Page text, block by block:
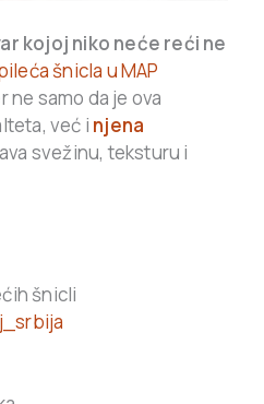
kojoj niko neće reći ne
šnicla u MAP
ne samo da je ova
već i njena
svežinu, teksturu i
šnicli